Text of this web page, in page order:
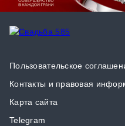
Пользовательское
Контакты и правовая
Карта сайта
Telegram